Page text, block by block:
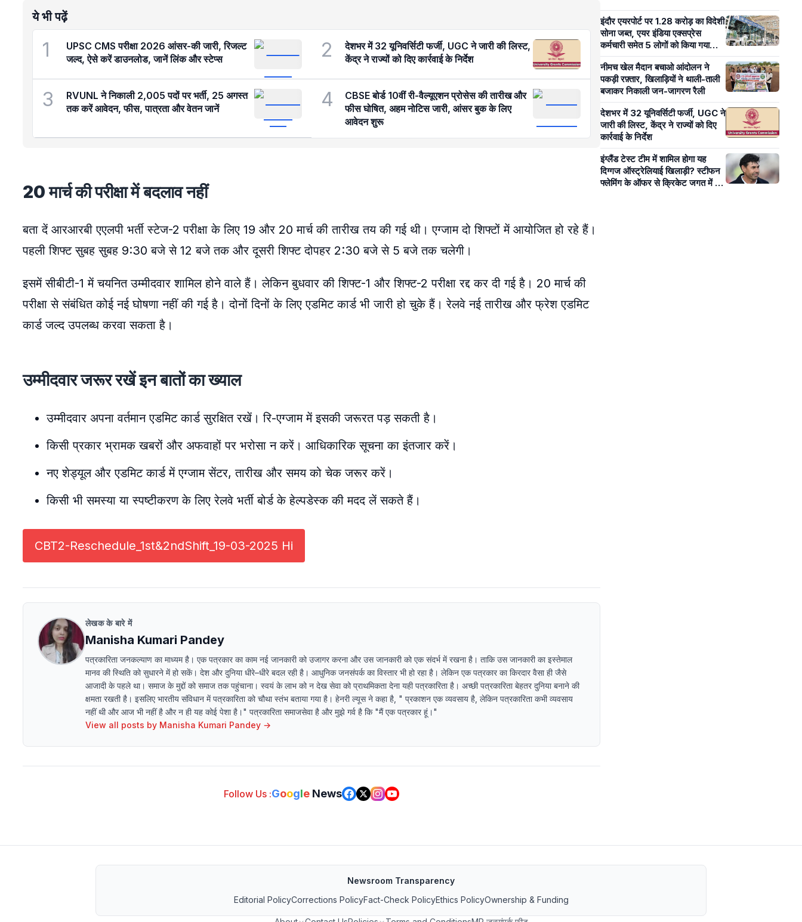
ये भी पढ़ें
1
UPSC CMS परीक्षा 2026 आंसर-की जारी, रिजल्ट
जल्द, ऐसे करें डाउनलोड, जानें लिंक और स्टेप्स
2
देशभर में 32 यूनिवर्सिटी फर्जी, UGC ने जारी की लिस्ट,
केंद्र ने राज्यों को दिए कार्रवाई के निर्देश
3
RVUNL ने निकाली 2,005 पदों पर भर्ती, 25 अगस्त
तक करें आवेदन, फीस, पात्रता और वेतन जानें
4
CBSE बोर्ड 10वीं री-वैल्यूएशन प्रोसेस की तारीख और
फीस घोषित, अहम नोटिस जारी, आंसर बुक के लिए
आवेदन शुरू
20 मार्च की परीक्षा में बदलाव नहीं
बता दें आरआरबी एएलपी भर्ती स्टेज-2 परीक्षा के लिए 19 और 20 मार्च की तारीख तय की गई थी। एग्जाम दो शिफ्टों में आयोजित हो रहे हैं।
पहली शिफ्ट सुबह सुबह 9:30 बजे से 12 बजे तक और दूसरी शिफ्ट दोपहर 2:30 बजे से 5 बजे तक चलेगी।
इसमें सीबीटी-1 में चयनित उम्मीदवार शामिल होने वाले हैं। लेकिन बुधवार की शिफ्ट-1 और शिफ्ट-2 परीक्षा रद्द कर दी गई है। 20 मार्च की
परीक्षा से संबंधित कोई नई घोषणा नहीं की गई है। दोनों दिनों के लिए एडमिट कार्ड भी जारी हो चुके हैं। रेलवे नई तारीख और फ्रेश एडमिट
कार्ड जल्द उपलब्ध करवा सकता है।
उम्मीदवार जरूर रखें इन बातों का ख्याल
उम्मीदवार अपना वर्तमान एडमिट कार्ड सुरक्षित रखें। रि-एग्जाम में इसकी जरूरत पड़ सकती है।
किसी प्रकार भ्रामक खबरों और अफवाहों पर भरोसा न करें। आधिकारिक सूचना का इंतजार करें।
नए शेड्यूल और एडमिट कार्ड में एग्जाम सेंटर, तारीख और समय को चेक जरूर करें।
किसी भी समस्या या स्पष्टीकरण के लिए रेलवे भर्ती बोर्ड के हेल्पडेस्क की मदद लें सकते हैं।
CBT2-Reschedule_1st&2ndShift_19-03-2025 Hi
लेखक के बारे में
Manisha Kumari Pandey
पत्रकारिता जनकल्याण का माध्यम है। एक पत्रकार का काम नई जानकारी को उजागर करना और उस जानकारी को एक संदर्भ में रखना है। ताकि उस जानकारी का इस्तेमाल
मानव की स्थिति को सुधारने में हो सकें। देश और दुनिया धीरे–धीरे बदल रही है। आधुनिक जनसंपर्क का विस्तार भी हो रहा है। लेकिन एक पत्रकार का किरदार वैसा ही जैसे
आजादी के पहले था। समाज के मुद्दों को समाज तक पहुंचाना। स्वयं के लाभ को न देख सेवा को प्राथमिकता देना यही पत्रकारिता है। अच्छी पत्रकारिता बेहतर दुनिया बनाने की
क्षमता रखती है। इसलिए भारतीय संविधान में पत्रकारिता को चौथा स्तंभ बताया गया है। हेनरी ल्यूस ने कहा है, " प्रकाशन एक व्यवसाय है, लेकिन पत्रकारिता कभी व्यवसाय
नहीं थी और आज भी नहीं है और न ही यह कोई पेशा है।" पत्रकारिता समाजसेवा है और मुझे गर्व है कि "मैं एक पत्रकार हूं।"
View all posts by Manisha Kumari Pandey →
Follow Us :Google News
इंदौर एयरपोर्ट पर 1.28 करोड़ का विदेशी
सोना जब्त, एयर इंडिया एक्सप्रेस
कर्मचारी समेत 5 लोगों को किया गया
गिरफ्तार
नीमच खेल मैदान बचाओ आंदोलन ने
पकड़ी रफ़्तार, खिलाड़ियों ने थाली-ताली
बजाकर निकाली जन-जागरण रैली
देशभर में 32 यूनिवर्सिटी फर्जी, UGC ने
जारी की लिस्ट, केंद्र ने राज्यों को दिए
कार्रवाई के निर्देश
इंग्लैंड टेस्ट टीम में शामिल होगा यह
दिग्गज ऑस्ट्रेलियाई खिलाड़ी? स्टीफन
फ्लेमिंग के ऑफर से क्रिकेट जगत में बढ़ी
Newsroom Transparency
Editorial PolicyCorrections PolicyFact-Check PolicyEthics PolicyOwnership & Funding